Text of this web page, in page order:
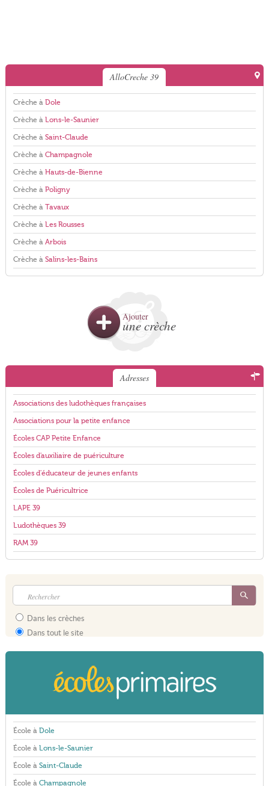
AlloCreche 39
Crèche à Dole
Crèche à Lons-le-Saunier
Crèche à Saint-Claude
Crèche à Champagnole
Crèche à Hauts-de-Bienne
Crèche à Poligny
Crèche à Tavaux
Crèche à Les Rousses
Crèche à Arbois
Crèche à Salins-les-Bains
Ajouter
une crèche
Adresses
Associations des ludothèques françaises
Associations pour la petite enfance
Écoles CAP Petite Enfance
Écoles d'auxiliaire de puériculture
Écoles d'éducateur de jeunes enfants
Écoles de Puéricultrice
LAPE 39
Ludothèques 39
RAM 39
Dans les crèches
Dans tout le site
École à Dole
École à Lons-le-Saunier
École à Saint-Claude
École à Champagnole